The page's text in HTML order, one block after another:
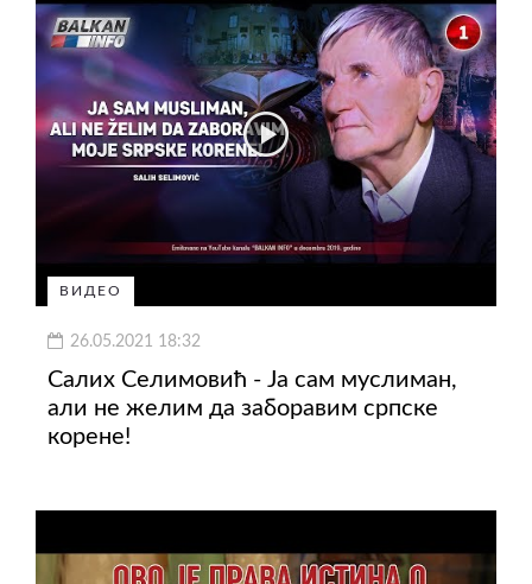
ВИДЕО
26.05.2021 18:32
Салих Селимовић - Ја сам муслиман,
али не желим да заборавим српске
корене!